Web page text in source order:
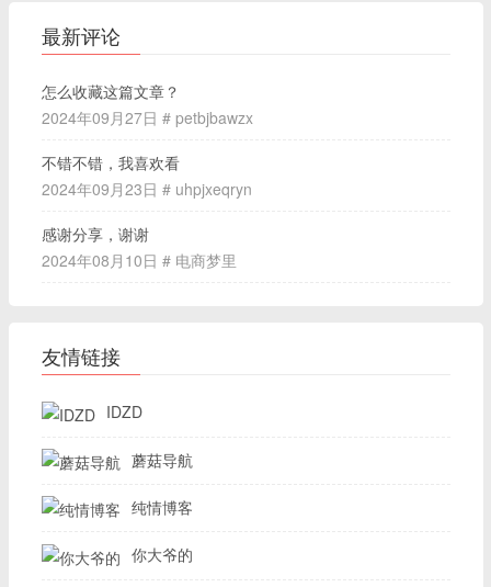
最新评论
怎么收藏这篇文章？
2024年09月27日 # petbjbawzx
不错不错，我喜欢看
2024年09月23日 # uhpjxeqryn
感谢分享，谢谢
2024年08月10日 # 电商梦里
友情链接
IDZD
蘑菇导航
纯情博客
你大爷的